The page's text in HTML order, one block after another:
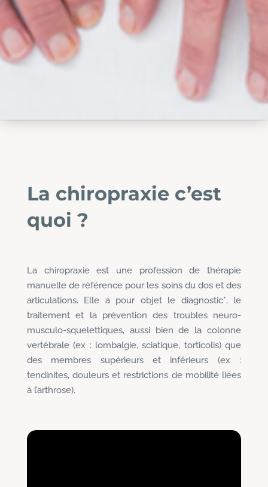
La chiropraxie c’est
quoi ?
La chiropraxie est une profession de thérapie
manuelle de référence pour les soins du dos et des
articulations. Elle a pour objet le diagnostic*, le
traitement et la prévention des troubles neuro-
musculo-squelettiques, aussi bien de la colonne
vertébrale (ex : lombalgie, sciatique, torticolis) que
des membres supérieurs et inférieurs (ex :
tendinites, douleurs et restrictions de mobilité liées
à l’arthrose).